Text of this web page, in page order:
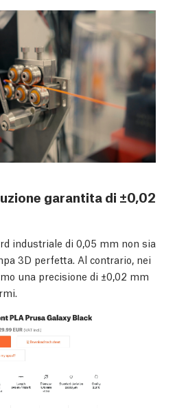
garantita di ±0,02
industriale di 0,05 mm non sia
3D perfetta. Al contrario, nei
una precisione di ±0,02 mm